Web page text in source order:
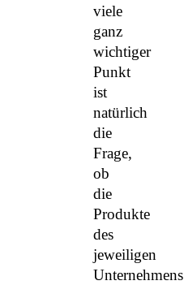
viele
ganz
wichtiger
Punkt
ist
natürlich
die
Frage,
ob
die
Produkte
des
jeweiligen
Unternehmens